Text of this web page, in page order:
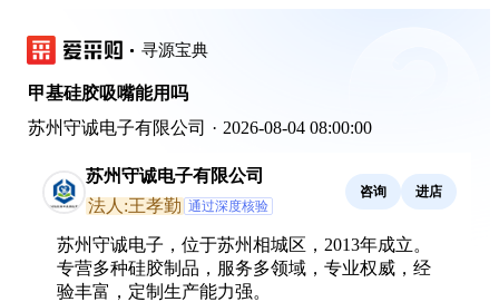
寻源宝典
甲基硅胶吸嘴能用吗
苏州守诚电子有限公司 · 2026-08-04 08:00:00
苏州守诚电子有限公司
法人:王孝勤 通过深度核验
咨询 进店
苏州守诚电子，位于苏州相城区，2013年成立。
专营多种硅胶制品，服务多领域，专业权威，经
验丰富，定制生产能力强。